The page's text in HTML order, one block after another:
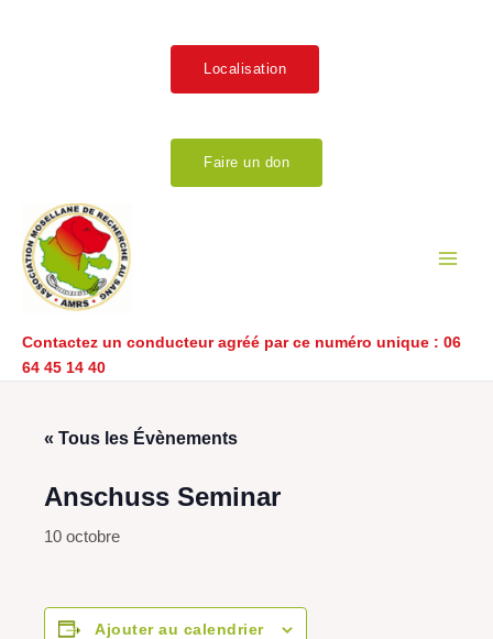
Localisation
Faire un don
Contactez un conducteur agréé par ce numéro unique : 06
64 45 14 40
« Tous les Évènements
Anschuss Seminar
10 octobre
Ajouter au calendrier